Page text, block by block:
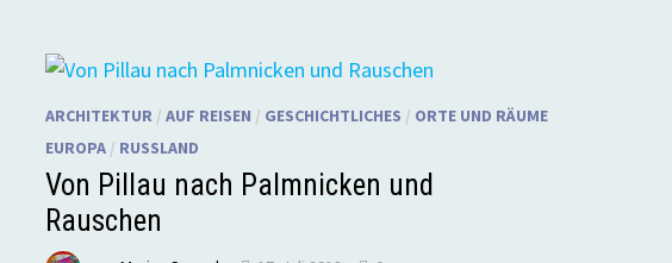
ARCHITEKTUR /AUF REISEN / GESCHICHTLICHES / ORTE UND RÄUME
EUROPA / RUSSLAND
Von Pillau nach Palmnicken und
Rauschen